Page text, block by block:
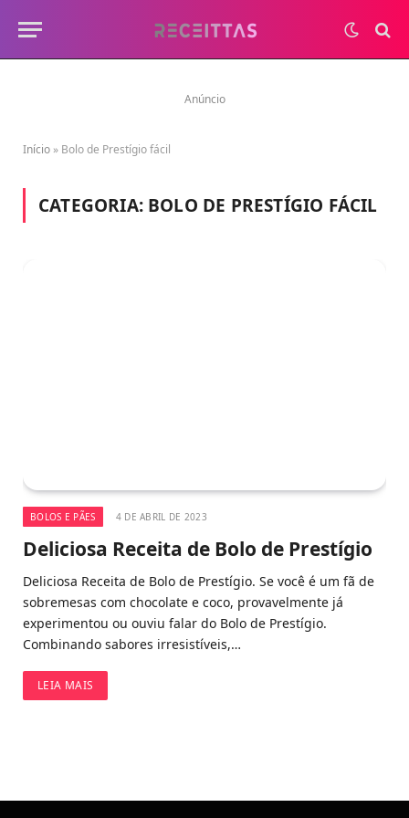
Anúncio
Início » Bolo de Prestígio fácil
CATEGORIA: BOLO DE PRESTÍGIO FÁCIL
BOLOS E PÃES 4 DE ABRIL DE 2023
Deliciosa Receita de Bolo de Prestígio
Deliciosa Receita de Bolo de Prestígio. Se você é um fã de
sobremesas com chocolate e coco, provavelmente já
experimentou ou ouviu falar do Bolo de Prestígio.
Combinando sabores irresistíveis,…
LEIA MAIS